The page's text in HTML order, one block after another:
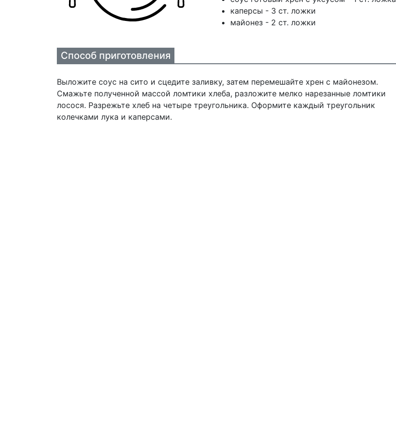
каперсы - 3 ст. ложки
майонез - 2 ст. ложки
Способ приготовления
Выложите соус на сито и сцедите заливку, затем перемешайте хрен с майонезом.
Смажьте полученной массой ломтики хлеба, разложите мелко нарезанные ломтики
лосося. Разрежьте хлеб на четыре треугольника. Оформите каждый треугольник
колечками лука и каперсами.